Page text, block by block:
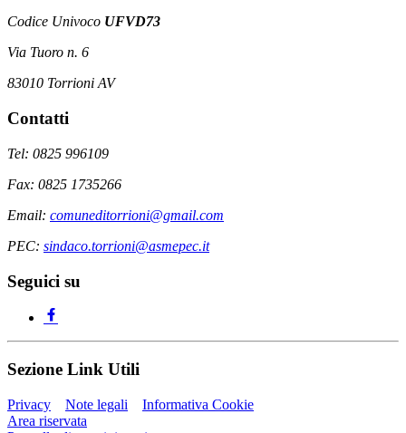
Codice Univoco UFVD73
Via Tuoro n. 6
83010 Torrioni AV
Contatti
Tel: 0825 996109
Fax: 0825 1735266
Email: comuneditorrioni@gmail.com
PEC: sindaco.torrioni@asmepec.it
Seguici su
Sezione Link Utili
Privacy Note legali
Informativa Cookie
Area riservata